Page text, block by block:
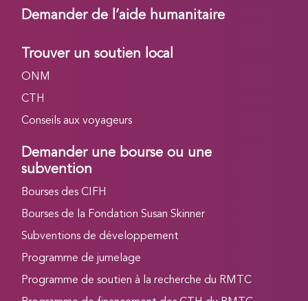
Demander de l’aide humanitaire
Trouver un soutien local
ONM
CTH
Conseils aux voyageurs
Demander une bourse ou une
subvention
Bourses des CIFH
Bourses de la Fondation Susan Skinner
Subventions de développement
Programme de jumelage
Programme de soutien à la recherche du RMTC